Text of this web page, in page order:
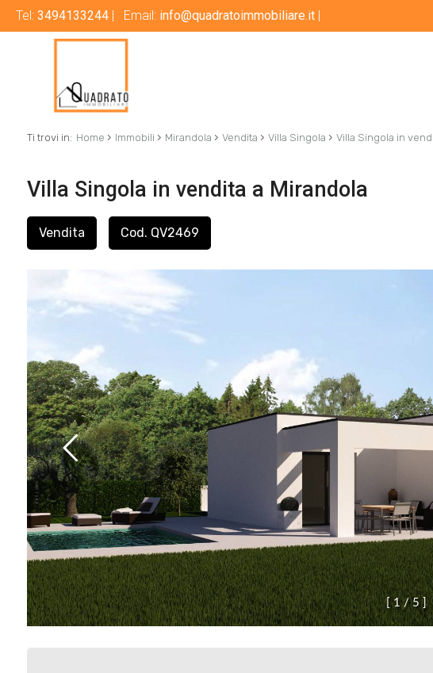
Tel: 3494133244 | Email: info@quadratoimmobiliare.it |
Ti trovi in: Home › Immobili › Mirandola › Vendita › Villa Singola › Villa Singola in
Villa Singola in vendita a Mirandola
Vendita Cod. QV2469
[ 1 / 5 ]